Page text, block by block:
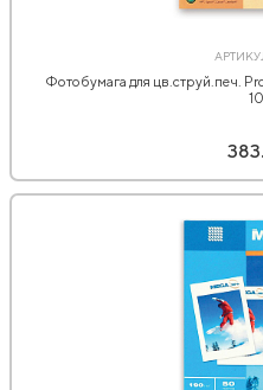
Фотобумага для цв.струй.печ.